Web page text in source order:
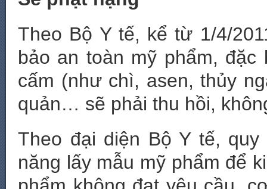
Theo Bộ Y tế, kể từ 1/4/
bảo an toàn mỹ phẩm,
cấm (như chì, asen, thủy
quản… sẽ phải thu hồi,
Theo đại diện Bộ Y tế,
năng lấy mẫu mỹ phẩm để